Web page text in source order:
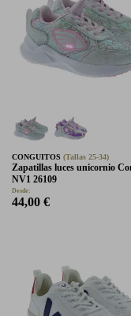
CONGUITOS (Tallas 25-34)
Zapatillas luces unicornio
NV1 26109
Desde:
44,00 €